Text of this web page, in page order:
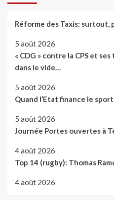
Réforme des Taxis: surtout,
5 août 2026
« CDG » contre la CPS et
dans le vide…
5 août 2026
Quand l’Etat finance le
5 août 2026
Journée Portes ouvertes à
4 août 2026
Top 14 (rugby): Thomas
4 août 2026